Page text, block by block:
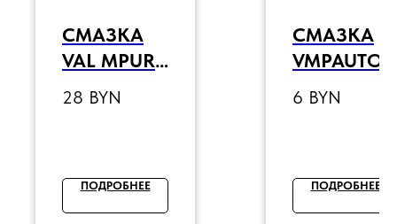
СМАЗКА
VAL MPURP
COMPLEX
RED 2 (400
28 BYN
ПОДРОБНЕЕ
СМАЗКА
VMPAUTO
МС 1520
RUBIN EP-2
6 BYN
ПОДРОБНЕЕ